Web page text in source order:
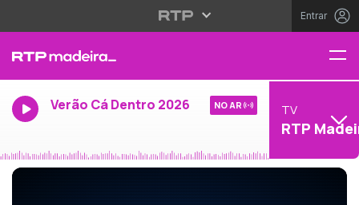
Entrar
Verão Cá Dentro 2026 NO AR TV
RTP